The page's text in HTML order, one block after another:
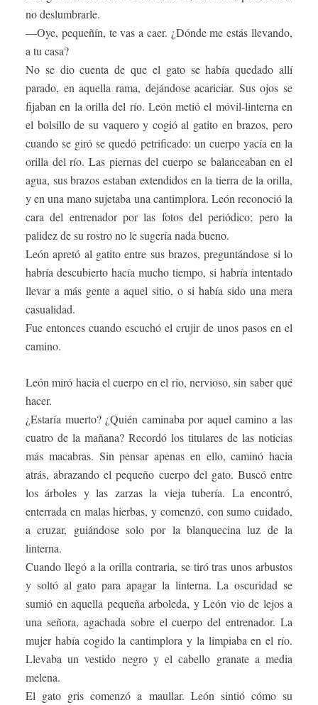
no deslumbrarle.
—Oye, pequeñín, te vas a caer. ¿Dónde me estás llevando,
a tu casa?
No se dio cuenta de que el gato se había quedado allí
parado, en aquella rama, dejándose acariciar. Sus ojos se
fijaban en la orilla del río. León metió el móvil-linterna en
el bolsillo de su vaquero y cogió al gatito en brazos, pero
cuando se giró se quedó petrificado: un cuerpo yacía en la
orilla del río. Las piernas del cuerpo se balanceaban en el
agua, sus brazos estaban extendidos en la tierra de la orilla,
y en una mano sujetaba una cantimplora. León reconoció la
cara del entrenador por las fotos del periódico; pero la
palidez de su rostro no le sugería nada bueno.
León apretó al gatito entre sus brazos, preguntándose si lo
habría descubierto hacía mucho tiempo, si habría intentado
llevar a más gente a aquel sitio, o si había sido una mera
casualidad.
Fue entonces cuando escuchó el crujir de unos pasos en el
camino.
León miró hacia el cuerpo en el río, nervioso, sin saber qué
hacer.
¿Estaría muerto? ¿Quién caminaba por aquel camino a las
cuatro de la mañana? Recordó los titulares de las noticias
más macabras. Sin pensar apenas en ello, caminó hacia
atrás, abrazando el pequeño cuerpo del gato. Buscó entre
los árboles y las zarzas la vieja tubería. La encontró,
enterrada en malas hierbas, y comenzó, con sumo cuidado,
a cruzar, guiándose solo por la blanquecina luz de la
linterna.
Cuando llegó a la orilla contraria, se tiró tras unos arbustos
y soltó al gato para apagar la linterna. La oscuridad se
sumió en aquella pequeña arboleda, y León vio de lejos a
una señora, agachada sobre el cuerpo del entrenador. La
mujer había cogido la cantimplora y la limpiaba en el río.
Llevaba un vestido negro y el cabello granate a media
melena.
El gato gris comenzó a maullar. León sintió cómo su